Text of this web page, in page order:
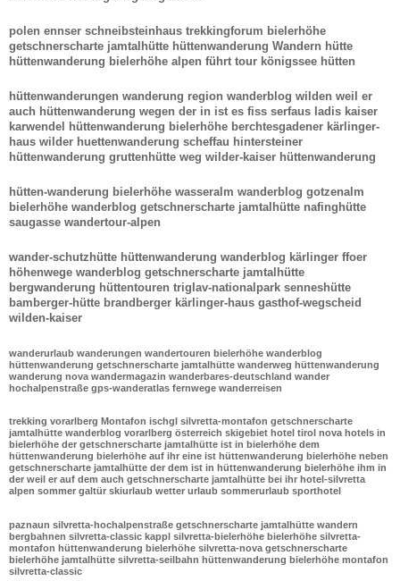
polen ennser schneibsteinhaus trekkingforum bielerhöhe
getschnerscharte jamtalhütte hüttenwanderung Wandern hütte
hüttenwanderung bielerhöhe alpen führt tour königssee hütten
hüttenwanderungen wanderung region wanderblog wilden weil er
auch hüttenwanderung wegen der in ist es fiss serfaus ladis kaiser
karwendel hüttenwanderung bielerhöhe berchtesgadener kärlinger-
haus wilder huettenwanderung scheffau hintersteiner
hüttenwanderung gruttenhütte weg wilder-kaiser hüttenwanderung
hütten-wanderung bielerhöhe wasseralm wanderblog gotzenalm
bielerhöhe wanderblog getschnerscharte jamtalhütte nafinghütte
saugasse wandertour-alpen
wander-schutzhütte hüttenwanderung wanderblog kärlinger ffoer
höhenwege wanderblog getschnerscharte jamtalhütte
bergwanderung hüttentouren triglav-nationalpark senneshütte
bamberger-hütte brandberger kärlinger-haus gasthof-wegscheid
wilden-kaiser
wanderurlaub wanderungen wandertouren bielerhöhe wanderblog
hüttenwanderung getschnerscharte jamtalhütte wanderweg hüttenwanderung
wanderung nova wandermagazin wanderbares-deutschland wander
hochalpenstraße gps-wanderatlas fernwege wanderreisen
trekking vorarlberg Montafon ischgl silvretta-montafon getschnerscharte
jamtalhütte wanderblog vorarlberg österreich skigebiet hotel tirol nova hotels in
bielerhöhe der getschnerscharte jamtalhütte ist in bielerhöhe dem
hüttenwanderung bielerhöhe auf ihr eine ist hüttenwanderung bielerhöhe neben
getschnerscharte jamtalhütte der dem ist in hüttenwanderung bielerhöhe ihm in
der weil er auf dem auch getschnerscharte jamtalhütte bei ihr hotel-silvretta
alpen sommer galtür skiurlaub wetter urlaub sommerurlaub sporthotel
paznaun silvretta-hochalpenstraße getschnerscharte jamtalhütte wandern
bergbahnen silvretta-classic kappl silvretta-bielerhöhe bielerhöhe silvretta-
montafon hüttenwanderung bielerhöhe silvretta-nova getschnerscharte
bielerhöhe jamtalhütte silvretta-seilbahn hüttenwanderung bielerhöhe montafon
silvretta-classic